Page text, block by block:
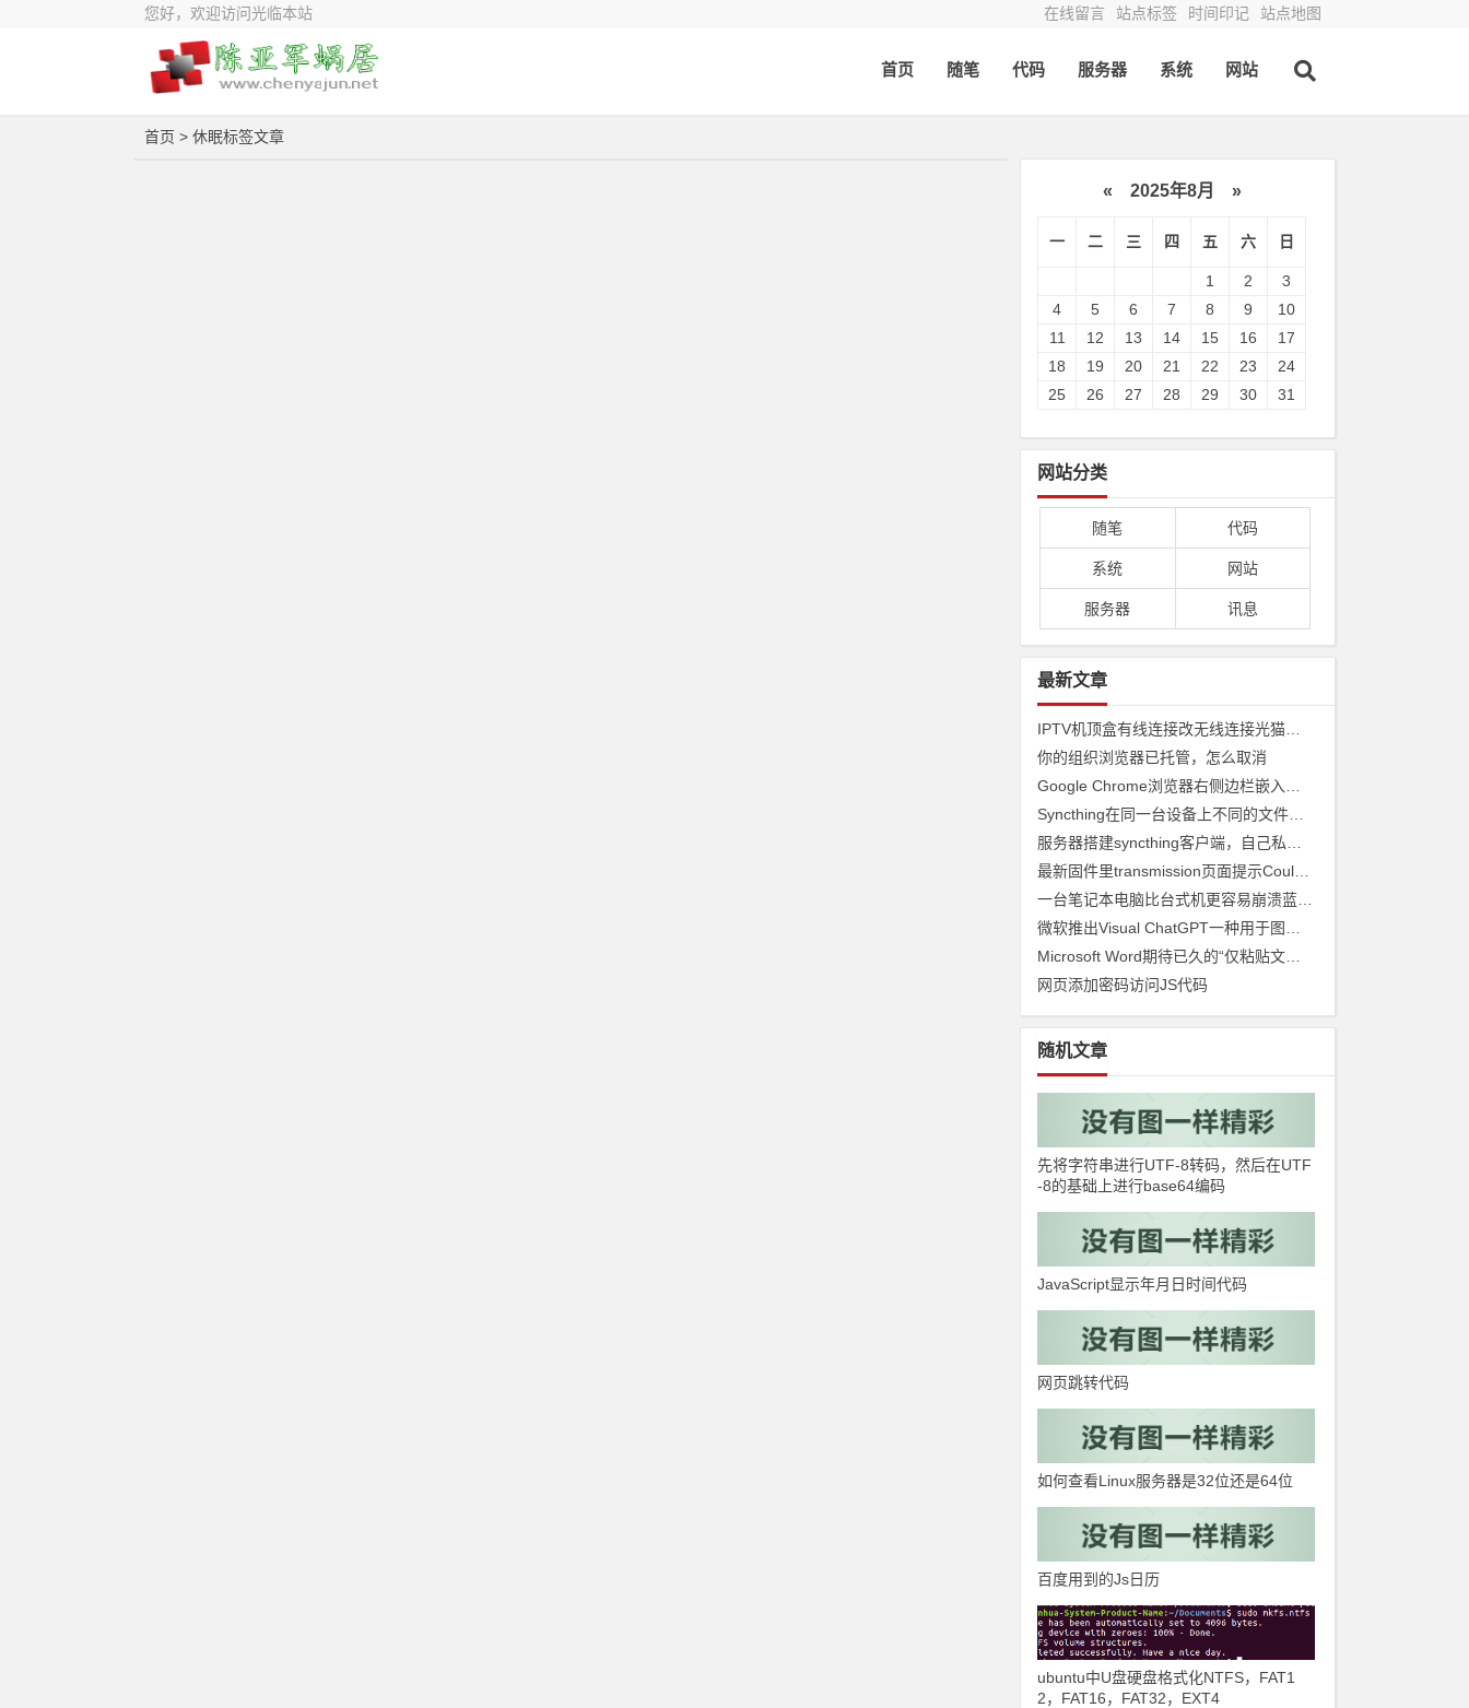
您好，欢迎访问光临本站 在线留言 站点标签 时间印记 站点地图
首页 随笔 代码 服务器 系统 网站
首页 > 休眠标签文章
« 2025年8月 »
一 二 三 四 五 六 日
1 2
3
4
5 6 7 8 9
10
11
12 13 14 15 16
17
18
19 20 21 22 23
24
25
26 27 28 29 30 31
网站分类
随笔 代码
系统 网站
服务器 讯息
最新文章
你的组织浏览器已托管，怎么取消
网页添加密码访问JS代码
随机文章
先将字符串进行UTF-8转码，然后在UTF
-8的基础上进行base64编码
JavaScript显示年月日时间代码
网页跳转代码
如何查看Linux服务器是32位还是64位
百度用到的Js日历
ubuntu中U盘硬盘格式化NTFS，FAT1
2，FAT16，FAT32，EXT4